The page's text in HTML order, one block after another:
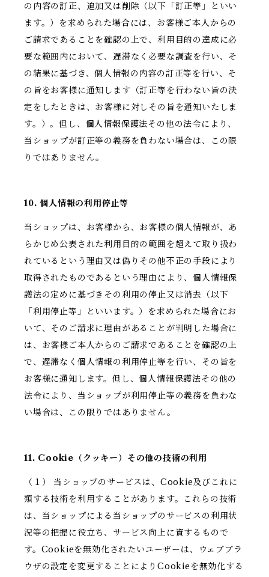
の内容の訂正、追加又は削除（以下「訂正等」といい
ます。）を求められた場合には、お客様ご本人からの
ご請求であることを確認の上で、利用目的の達成に必
要な範囲内において、遅滞なく必要な調査を行い、そ
の結果に基づき、個人情報の内容の訂正等を行い、そ
の旨をお客様に通知します（訂正等を行わない旨の決
定をしたときは、お客様に対しその旨を通知いたしま
す。）。但し、個人情報保護法その他の法令により、
当ショップが訂正等の義務を負わない場合は、この限
りではありません。
10. 個人情報の利用停止等
当ショップは、お客様から、お客様の個人情報が、あ
らかじめ公表された利用目的の範囲を超えて取り扱わ
れているという理由又は偽りその他不正の手段により
取得されたものであるという理由により、個人情報保
護法の定めに基づきその利用の停止又は消去（以下
「利用停止等」といいます。）を求められた場合にお
いて、そのご請求に理由があることが判明した場合に
は、お客様ご本人からのご請求であることを確認の上
で、遅滞なく個人情報の利用停止等を行い、その旨を
お客様に通知します。但し、個人情報保護法その他の
法令により、当ショップが利用停止等の義務を負わな
い場合は、この限りではありません。
11. Cookie（クッキー）その他の技術の利用
（１） 当ショップのサービスは、Cookie及びこれに
類する技術を利用することがあります。これらの技術
は、当ショップによる当ショップのサービスの利用状
況等の把握に役立ち、サービス向上に資するもので
す。Cookieを無効化されたいユーザーは、ウェブブラ
ウザの設定を変更することによりCookieを無効化する